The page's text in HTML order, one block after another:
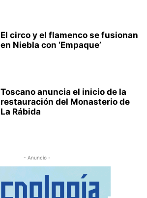
El circo y el flamenco se fusionan
en Niebla con ‘Empaque’
Toscano anuncia el inicio de la
restauración del Monasterio de
La Rábida
- Anuncio -